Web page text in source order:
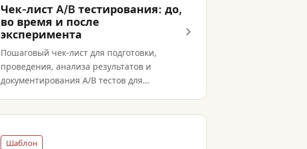
Чек-лист A/B тестирования: до,
во время и после
эксперимента
Пошаговый чек-лист для подготовки,
проведения, анализа результатов и
документирования A/B тестов для
Шаблон